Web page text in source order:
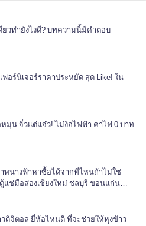
ยวทำยังไงดี? บทความนี้มีคำตอบ
ฟอร์นิเจอร์ราคาประหยัด สุด Like! ใน
หมุน จิ๋วแต่แจ๋ว! ไม่ง้อไฟฟ้า ค่าไฟ 0 บาท
พนางฟ้าหาซื้อได้จากที่ไหนถ้าไม่ใช่
ตู้แช่มือสองเชียงใหม่ ชลบุรี ขอนแก่น
ดิจิตอล ยี่ห้อไหนดี ที่จะช่วยให้หุงข้าว